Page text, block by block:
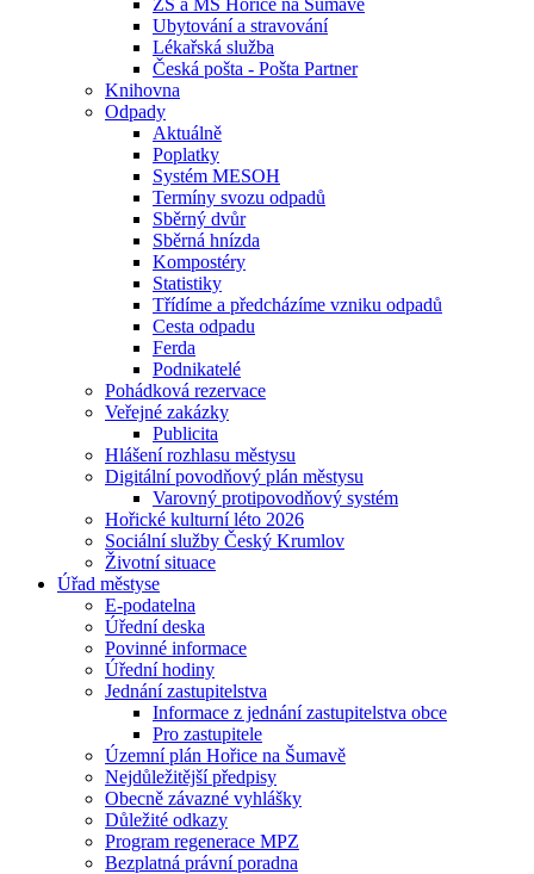
ZŠ a MŠ Hořice na Šumavě
Ubytování a stravování
Lékařská služba
Česká pošta - Pošta Partner
Knihovna
Odpady
Aktuálně
Poplatky
Systém MESOH
Termíny svozu odpadů
Sběrný dvůr
Sběrná hnízda
Kompostéry
Statistiky
Třídíme a předcházíme vzniku odpadů
Cesta odpadu
Ferda
Podnikatelé
Pohádková rezervace
Veřejné zakázky
Publicita
Hlášení rozhlasu městysu
Digitální povodňový plán městysu
Varovný protipovodňový systém
Hořické kulturní léto 2026
Sociální služby Český Krumlov
Životní situace
Úřad městyse
E-podatelna
Úřední deska
Povinné informace
Úřední hodiny
Jednání zastupitelstva
Informace z jednání zastupitelstva obce
Pro zastupitele
Územní plán Hořice na Šumavě
Nejdůležitější předpisy
Obecně závazné vyhlášky
Důležité odkazy
Program regenerace MPZ
Bezplatná právní poradna